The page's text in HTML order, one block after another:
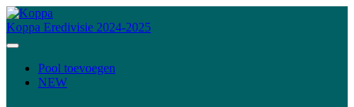
Koppa Eredivisie 2024-2025
Pool toevoegen
NEW